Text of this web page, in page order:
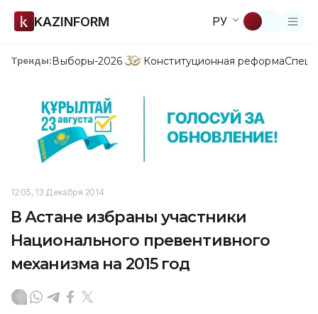
KAZINFORM РУ
Тренды:Выборы-2026 Конституционная реформа
12:05, 13 Декабря 2014
В Астане избраны участники
Национального превентивного
механизма на 2015 год